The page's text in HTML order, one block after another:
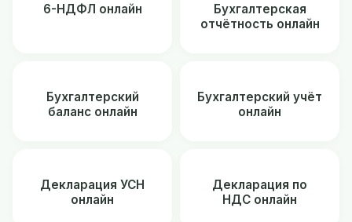
6-НДФЛ онлайн
Бухгалтерская
отчётность онлайн
Бухгалтерский
баланс онлайн
Бухгалтерский учёт
онлайн
Декларация УСН
онлайн
Декларация по
НДС онлайн